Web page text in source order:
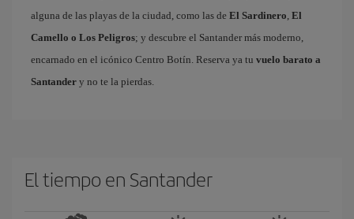
alguna de las playas de la ciudad, como las de El Sardinero, El
Camello o Los Peligros; y descubre el Santander más moderno,
encarnado en el icónico Centro Botín. Reserva ya tu vuelo barato a
Santander y no te la pierdas.
El tiempo en Santander